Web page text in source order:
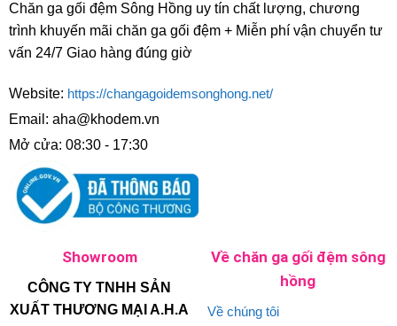
Chăn ga gối đệm Sông Hồng uy tín chất lượng, chương
trình khuyến mãi chăn ga gối đệm + Miễn phí vận chuyển tư
vấn 24/7 Giao hàng đúng giờ
Website: https://changagoidemsonghong.net/
Email: aha@khodem.vn
Mở cửa: 08:30 - 17:30
Showroom
CÔNG TY TNHH SẢN
XUẤT THƯƠNG MẠI A.H.A
Về chăn ga gối đệm sông
hồng
Về chúng tôi